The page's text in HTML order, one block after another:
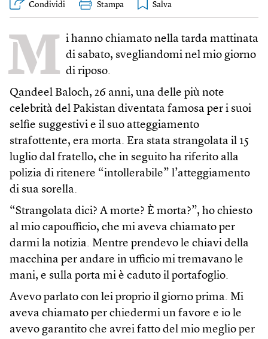
Condividi Stampa
M i hanno chiamato nella tarda mattinata
di sabato, svegliandomi nel mio giorno
di riposo.
Qandeel Baloch, 26 anni, una delle più note
celebrità del Pakistan diventata famosa per i suoi
selfie suggestivi e il suo atteggiamento
strafottente, era morta. Era stata strangolata il 15
luglio dal fratello, che in seguito ha riferito alla
polizia di ritenere “intollerabile” l’atteggiamento
di sua sorella.
“Strangolata dici? A morte? È morta?”, ho chiesto
al mio capoufficio, che mi aveva chiamato per
darmi la notizia. Mentre prendevo le chiavi della
macchina per andare in ufficio mi tremavano le
mani, e sulla porta mi è caduto il portafoglio.
Avevo parlato con lei proprio il giorno prima. Mi
aveva chiamato per chiedermi un favore e io le
avevo garantito che avrei fatto del mio meglio per